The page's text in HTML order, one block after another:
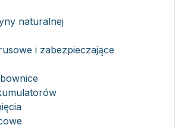
naturalnej
i zabezpieczające